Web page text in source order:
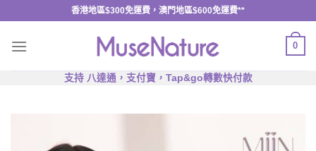
content
香港地區$300免運費，澳門地區$600免運費**
0
支持 八達通，支付寶，Tap&go轉數快付款